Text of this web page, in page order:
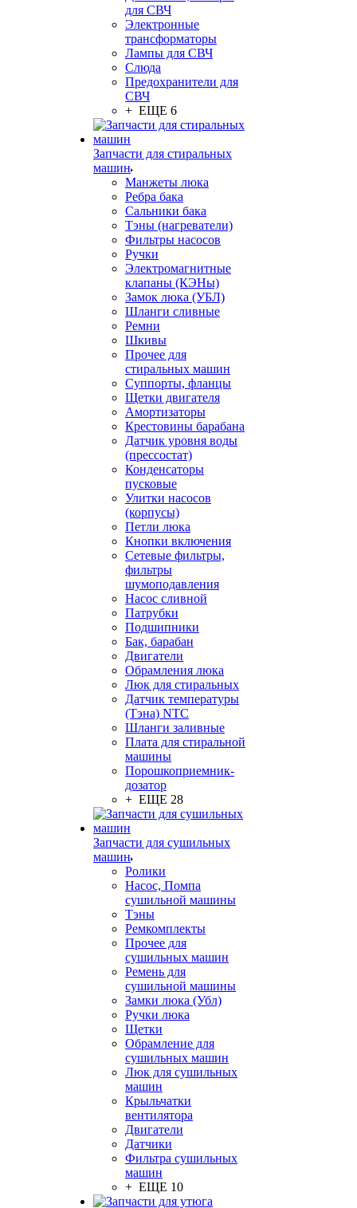
для СВЧ
Электронные
трансформаторы
Лампы для СВЧ
Слюда
Предохранители для
СВЧ
+ ЕЩЕ 6
Запчасти для стиральных
машин
Манжеты люка
Ребра бака
Сальники бака
Тэны (нагреватели)
Фильтры насосов
Ручки
Электромагнитные
клапаны (КЭНы)
Замок люка (УБЛ)
Шланги сливные
Ремни
Шкивы
Прочее для
стиральных машин
Суппорты, фланцы
Щетки двигателя
Амортизаторы
Крестовины барабана
Датчик уровня воды
(прессостат)
Конденсаторы
пусковые
Улитки насосов
(корпусы)
Петли люка
Кнопки включения
Сетевые фильтры,
фильтры
шумоподавления
Насос сливной
Патрубки
Подшипники
Бак, барабан
Двигатели
Обрамления люка
Люк для стиральных
Датчик температуры
(Тэна) NTC
Шланги заливные
Плата для стиральной
машины
Порошкоприемник-
дозатор
+ ЕЩЕ 28
Запчасти для сушильных
машин
Ролики
Насос, Помпа
сушильной машины
Тэны
Ремкомплекты
Прочее для
сушильных машин
Ремень для
сушильной машины
Замки люка (Убл)
Ручки люка
Щетки
Обрамление для
сушильных машин
Люк для сушильных
машин
Крыльчатки
вентилятора
Двигатели
Датчики
Фильтра сушильных
машин
+ ЕЩЕ 10